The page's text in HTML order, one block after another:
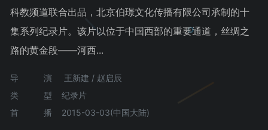
科教频道联合出品，北京伯璟文化传播有限公司承制的十
集系列纪录片。该片以位于中国西部的重要通道，丝绸之
路的黄金段——河西...
导演
王新建 / 赵启辰
类型
纪录片
首播
2015-03-03(中国大陆)